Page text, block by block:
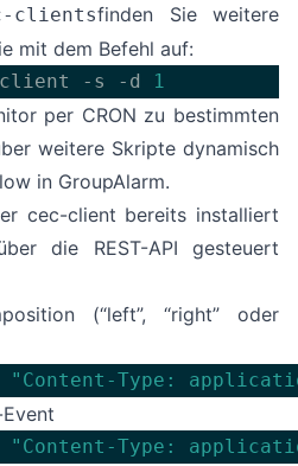
clientsfinden Sie weitere
mit dem Befehl auf:
-s -d 1
per CRON zu bestimmten
weitere Skripte dynamisch
in GroupAlarm.
cec-client bereits installiert
die REST-API gesteuert
(“left”, “right” oder
"Content-Type:
"Content-Type: